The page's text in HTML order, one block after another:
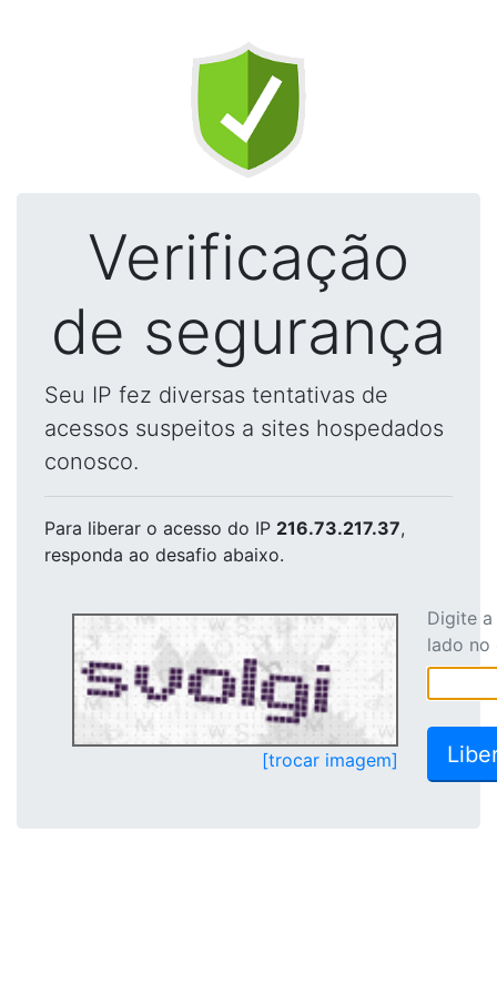
Verificação
de segurança
Seu IP fez diversas tentativas de
acessos suspeitos a sites hospedados
conosco.
Para liberar o acesso do IP 216.73.217.37,
responda ao desafio abaixo.
[trocar imagem]
Digite
lado no